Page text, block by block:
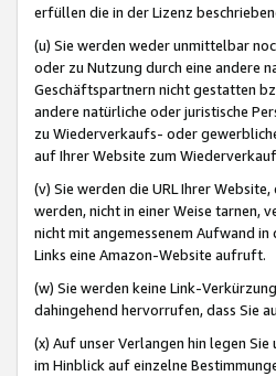
erfüllen die in der Lizenz
(u) Sie werden weder unmittelbar
oder zu Nutzung durch eine andere
Geschäftspartnern nicht gestatten
andere natürliche oder juristische
zu Wiederverkaufs- oder
auf Ihrer Website zum
(v) Sie werden die URL Ihrer
werden, nicht in einer Weise tarnen,
nicht mit angemessenem Aufwand
Links eine Amazon-Website aufruft.
(w) Sie werden keine Link-
dahingehend hervorrufen, dass Sie
(x) Auf unser Verlangen hin legen
im Hinblick auf einzelne